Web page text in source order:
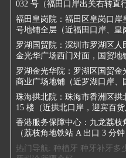
032 号（福田口岸出关右转直
福田皇岗院：福田区皇岗口岸
号地铺全层（近福田口岸、皇
罗湖国贸院：深圳市罗湖区人
金光华广场西门对面，国贸地
罗湖金光华院： 罗湖区国贸金
商业广场地铺（近罗湖口岸、
珠海拱北院：珠海市香洲区拱
15 楼（近拱北口岸，迎宾百货
香港服务保障中心： 九龙荔枝
（荔枝角地铁站 A 出口 3 分
热门导航: 种植牙 种牙补牙多